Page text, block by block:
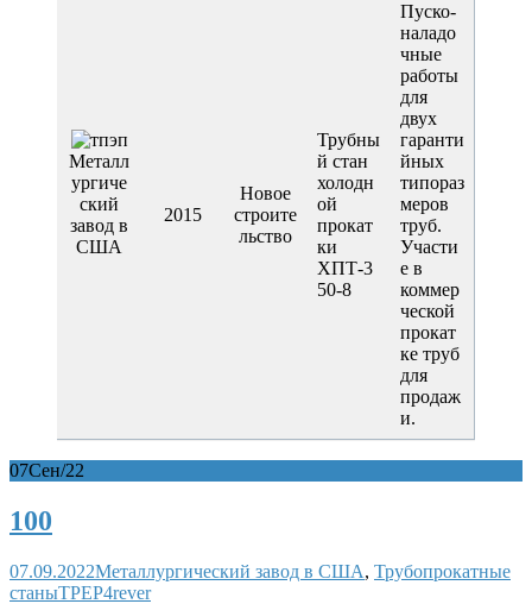
Металл
ургиче
ский
завод в
США
2015
Новое
строите
льство
Трубны
й стан
холодн
ой
прокат
ки
ХПТ-3
50-8
Пуско-
наладо
чные
работы
для
двух
гаранти
йных
типораз
меров
труб.
Участи
е в
коммер
ческой
прокат
ке труб
для
продаж
и.
07Сен/22
100
07.09.2022Металлургический завод в США, Трубопрокатные
станыTPEP4rever